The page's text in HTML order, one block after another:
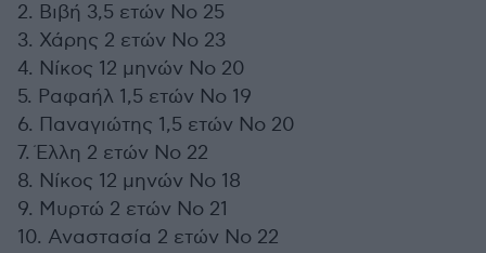
2. Βιβή 3,5 ετών No 25
3. Χάρης 2 ετών No 23
4. Νίκος 12 μηνών Νο 20
5. Ραφαήλ 1,5 ετών No 19
6. Παναγιώτης 1,5 ετών No 20
7. Έλλη 2 ετών No 22
8. Νίκος 12 μηνών Νο 18
9. Μυρτώ 2 ετών No 21
10. Αναστασία 2 ετών No 22